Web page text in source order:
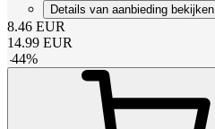
Details van aanbieding bekijken
8.46 EUR
14.99 EUR
-44%